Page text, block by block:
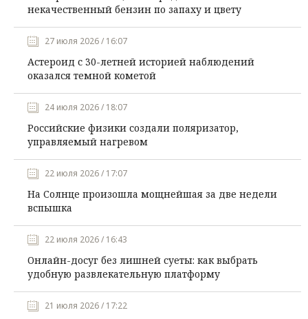
некачественный бензин по запаху и цвету
27 июля 2026 / 16:07
Астероид с 30-летней историей наблюдений
оказался темной кометой
24 июля 2026 / 18:07
Российские физики создали поляризатор,
управляемый нагревом
22 июля 2026 / 17:07
На Солнце произошла мощнейшая за две недели
вспышка
22 июля 2026 / 16:43
Онлайн-досуг без лишней суеты: как выбрать
удобную развлекательную платформу
21 июля 2026 / 17:22